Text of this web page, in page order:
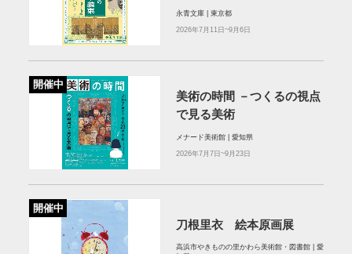
永青文庫 | 東京都
2026年7月11日~9月6日
開催中
美術の時間 －つくるの視点
で見る美術
メナード美術館 | 愛知県
2026年7月7日~9月23日
開催中
刀根里衣 絵本原画展
高浜市やきものの里かわら美術館・図書館 | 愛